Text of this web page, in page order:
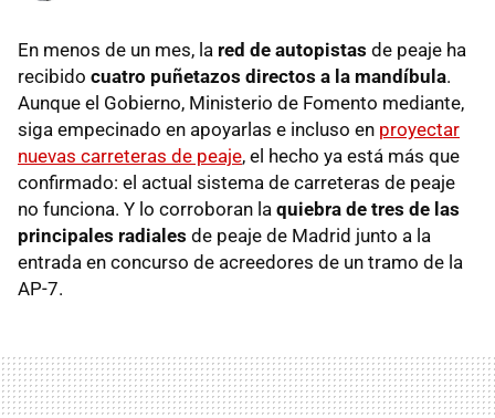
En menos de un mes, la red de autopistas de peaje ha
recibido cuatro puñetazos directos a la mandíbula.
Aunque el Gobierno, Ministerio de Fomento mediante,
siga empecinado en apoyarlas e incluso en proyectar
nuevas carreteras de peaje, el hecho ya está más que
confirmado: el actual sistema de carreteras de peaje
no funciona. Y lo corroboran la quiebra de tres de las
principales radiales de peaje de Madrid junto a la
entrada en concurso de acreedores de un tramo de la
AP-7.